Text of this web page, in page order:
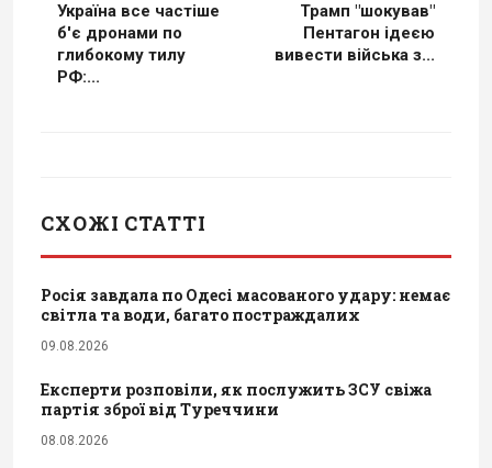
Україна все частіше
б'є дронами по
глибокому тилу
РФ:...
Трамп "шокував"
Пентагон ідеєю
вивести війська з...
СХОЖІ СТАТТІ
Росія завдала по Одесі масованого удару: немає
світла та води, багато постраждалих
09.08.2026
Експерти розповіли, як послужить ЗСУ свіжа
партія зброї від Туреччини
08.08.2026